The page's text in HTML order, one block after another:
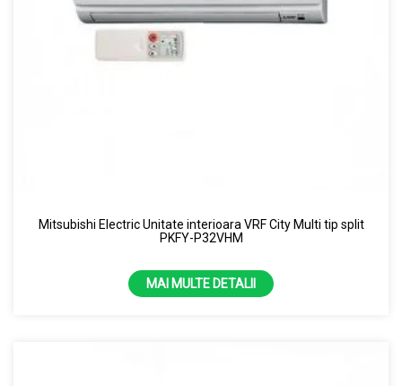
Mitsubishi Electric Unitate interioara VRF City Multi tip split
PKFY-P32VHM
MAI MULTE DETALII